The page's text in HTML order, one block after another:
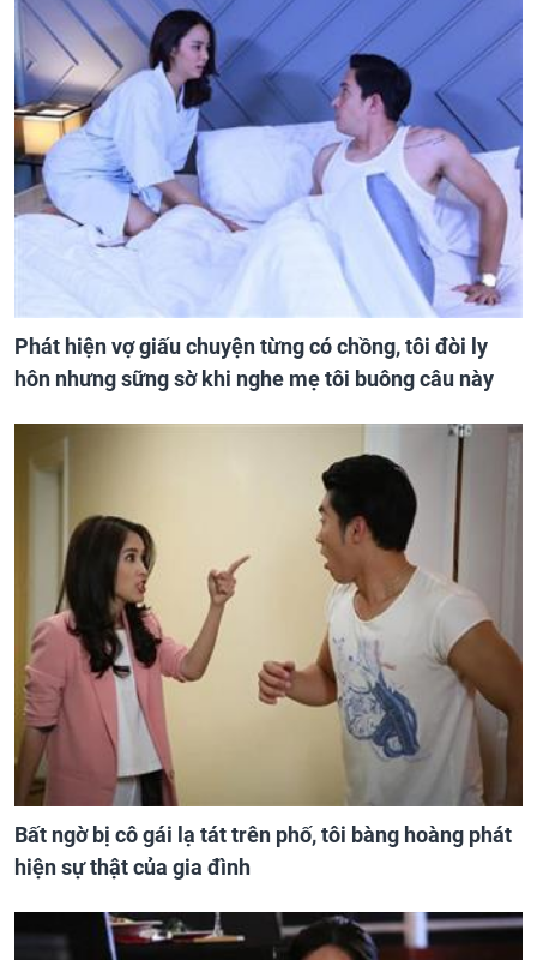
Phát hiện vợ giấu chuyện từng có chồng, tôi đòi ly
hôn nhưng sững sờ khi nghe mẹ tôi buông câu này
Bất ngờ bị cô gái lạ tát trên phố, tôi bàng hoàng phát
hiện sự thật của gia đình